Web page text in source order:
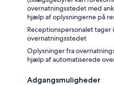
overnatningsstedet med
hjælp af oplysningerne på
Receptionspersonalet
overnatningsstedet
Oplysninger fra
hjælp af automatiserede
Adgangsmuligheder